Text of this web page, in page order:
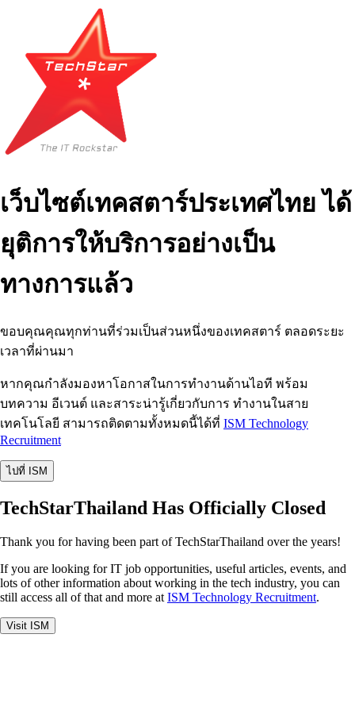
เว็บไซต์เทคสตาร์ประเทศไทย ได้
ยุติการให้บริการอย่างเป็น
ทางการแล้ว
ขอบคุณคุณทุกท่านที่ร่วมเป็นส่วนหนึ่งของเทคสตาร์ ตลอดระยะ
เวลาที่ผ่านมา
หากคุณกำลังมองหาโอกาสในการทำงานด้านไอที พร้อม
บทความ อีเวนต์ และสาระน่ารู้เกี่ยวกับการ ทำงานในสาย
เทคโนโลยี สามารถติดตามทั้งหมดนี้ได้ที่ ISM Technology
Recruitment
ไปที่ ISM
TechStarThailand Has Officially Closed
Thank you for having been part of TechStarThailand over the years!
If you are looking for IT job opportunities, useful articles, events, and
lots of other information about working in the tech industry, you can
still access all of that and more at ISM Technology Recruitment.
Visit ISM